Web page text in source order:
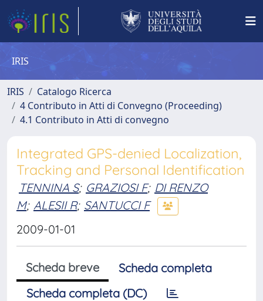
IRIS
IRIS
Catalogo Ricerca
4 Contributo in Atti di Convegno (Proceeding)
4.1 Contributo in Atti di convegno
Integrated GPS-denied Localization,
Tracking and Personal Identification
TENNINA S; GRAZIOSI F; DI RENZO
M; ALESII R; SANTUCCI F
2009-01-01
Scheda breve
Scheda completa
Scheda completa (DC)